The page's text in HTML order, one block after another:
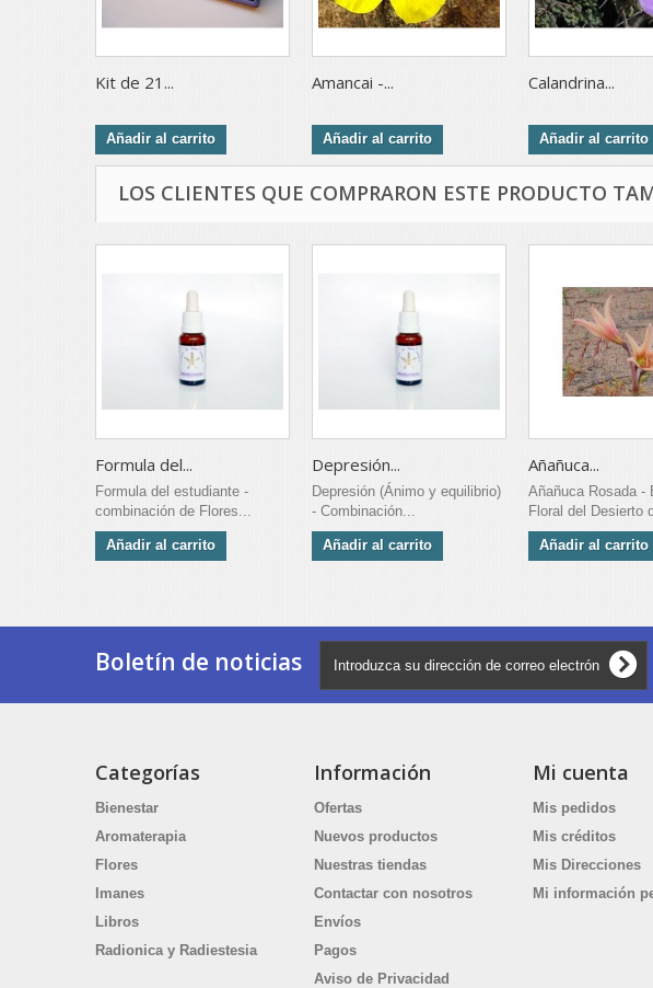
Kit de 21...
Añadir al carrito
Amancai -...
Añadir al carrito
Calandrina...
Añadir al carrito
LOS CLIENTES QUE COMPRARON ESTE PRODUCTO
Formula del...
Formula del estudiante -
combinación de Flores...
Añadir al carrito
Depresión...
Depresión (Ánimo y equilibrio)
- Combinación...
Añadir al carrito
Añañuca...
Añañuca Rosada -
Floral del Desierto
Añadir al carrito
Boletín de noticias
Categorías
Bienestar
Aromaterapia
Flores
Imanes
Libros
Radionica y Radiestesia
Información
Ofertas
Nuevos productos
Nuestras tiendas
Contactar con nosotros
Envíos
Pagos
Aviso de Privacidad
Mi cuenta
Mis pedidos
Mis créditos
Mis Direcciones
Mi información